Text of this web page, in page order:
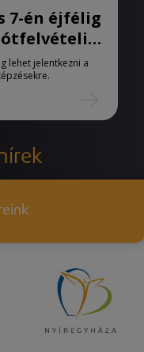
7-én éjfélig
lehet jelentkezni a